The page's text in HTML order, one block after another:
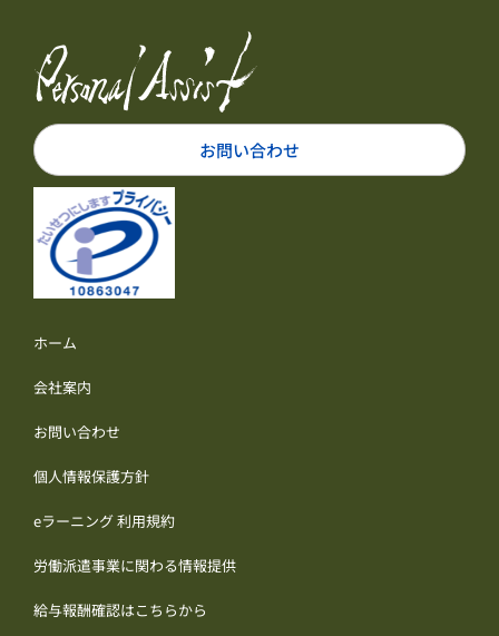
お問い合わせ
ホーム
会社案内
お問い合わせ
個人情報保護方針
eラーニング 利用規約
労働派遣事業に関わる情報提供
給与報酬確認はこちらから